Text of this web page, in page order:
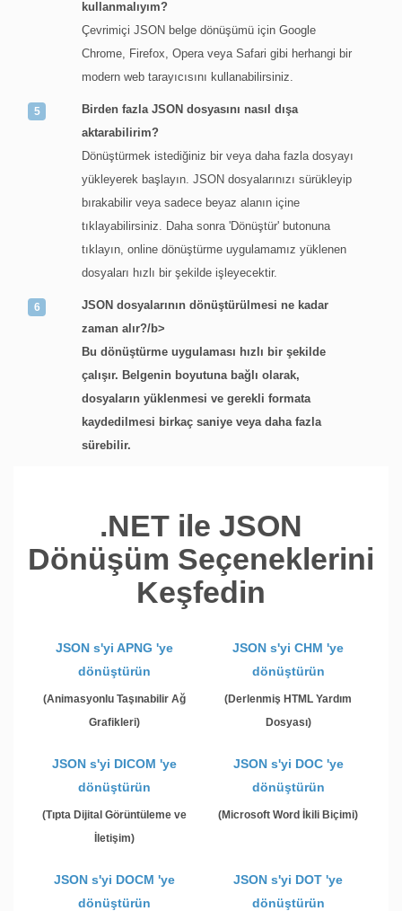
kullanmalıyım?
Çevrimiçi JSON belge dönüşümü için Google
Chrome, Firefox, Opera veya Safari gibi herhangi bir
modern web tarayıcısını kullanabilirsiniz.
Birden fazla JSON dosyasını nasıl dışa
aktarabilirim?
Dönüştürmek istediğiniz bir veya daha fazla dosyayı
yükleyerek başlayın. JSON dosyalarınızı sürükleyip
bırakabilir veya sadece beyaz alanın içine
tıklayabilirsiniz. Daha sonra 'Dönüştür' butonuna
tıklayın, online dönüştürme uygulamamız yüklenen
dosyaları hızlı bir şekilde işleyecektir.
JSON dosyalarının dönüştürülmesi ne kadar
zaman alır?/b>
Bu dönüştürme uygulaması hızlı bir şekilde
çalışır. Belgenin boyutuna bağlı olarak,
dosyaların yüklenmesi ve gerekli formata
kaydedilmesi birkaç saniye veya daha fazla
sürebilir.
.NET ile JSON
Dönüşüm Seçeneklerini
Keşfedin
JSON s'yi APNG 'ye
dönüştürün
(Animasyonlu Taşınabilir Ağ
Grafikleri)
JSON s'yi CHM 'ye
dönüştürün
(Derlenmiş HTML Yardım
Dosyası)
JSON s'yi DICOM 'ye
dönüştürün
(Tıpta Dijital Görüntüleme ve
İletişim)
JSON s'yi DOC 'ye
dönüştürün
(Microsoft Word İkili Biçimi)
JSON s'yi DOCM 'ye
dönüştürün
JSON s'yi DOT 'ye
dönüştürün